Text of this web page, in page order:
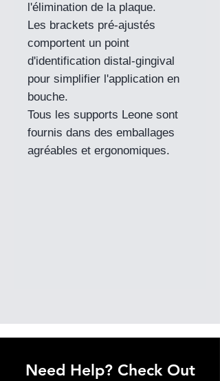
l'élimination de la plaque.
Les brackets pré-ajustés
comportent un point
d'identification distal-gingival
pour simplifier l'application en
bouche.
Tous les supports Leone sont
fournis dans des emballages
agréables et ergonomiques.
Need Help? Check Out